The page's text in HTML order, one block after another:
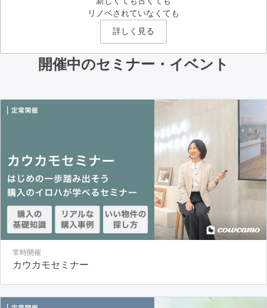
リノベされていなくても
詳しく見る
開催中のセミナー・イベント
常時開催
カウカモセミナー